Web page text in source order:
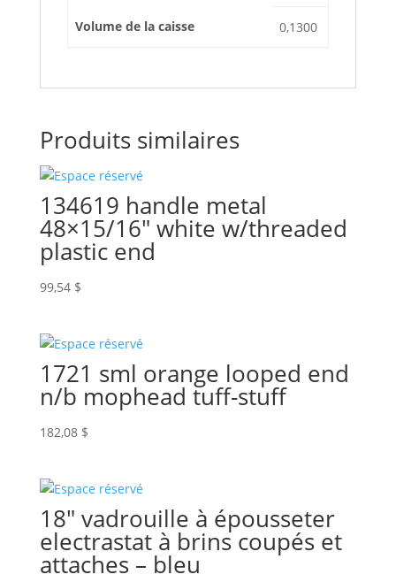
Volume de la caisse 0,1300
Produits similaires
134619 handle metal
48×15/16″ white w/threaded
plastic end
99,54 $
1721 sml orange looped end
n/b mophead tuff-stuff
182,08 $
18″ vadrouille à épousseter
electrastat à brins coupés et
attaches – bleu